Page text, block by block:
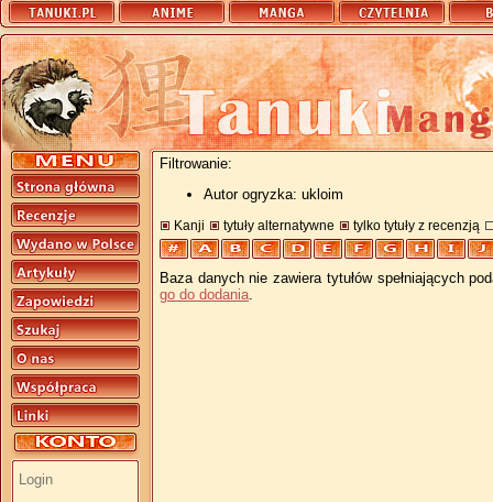
Filtrowanie:
Autor ogryzka: ukloim
Kanji tytuły alternatywne tylko tytuły z recenzją
Baza danych nie zawiera tytułów spełniających
go do dodania.